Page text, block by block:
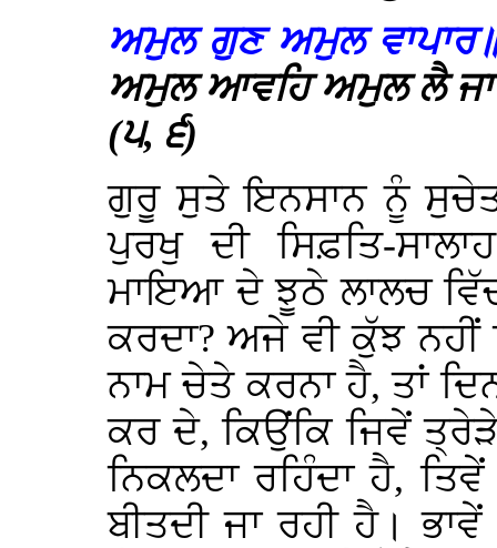
ਅਮੁਲ ਗੁਣ ਅਮੁਲ
ਅਮੁਲ ਆਵਹਿ ਅਮੁਲ ਲੈ
(੫, ੬)
ਗੁਰੂ ਸੁਤੇ ਇਨਸਾਨ ਨੂੰ
ਪੁਰਖੁ ਦੀ ਸਿਫ਼ਤਿ-
ਮਾਇਆ ਦੇ ਝੂਠੇ ਲਾਲਚ
ਕਰਦਾ? ਅਜੇ ਵੀ ਕੁੱਝ
ਨਾਮ ਚੇਤੇ ਕਰਨਾ ਹੈ, ਤਾਂ
ਕਰ ਦੇ, ਕਿਉਂਕਿ ਜਿਵੇਂ
ਨਿਕਲਦਾ ਰਹਿੰਦਾ ਹੈ,
ਬੀਤਦੀ ਜਾ ਰਹੀ ਹੈ।